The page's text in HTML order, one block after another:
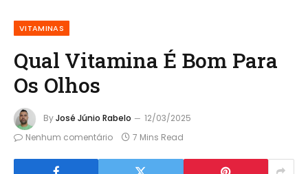
VITAMINAS
Qual Vitamina É Bom Para
Os Olhos
ByJosé Júnio Rabelo
12/03/2025
Nenhum comentário
7 Mins Read